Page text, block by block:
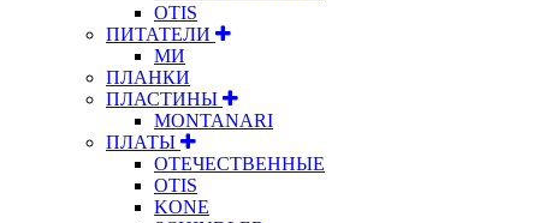
OTIS
ПИТАТЕЛИ
МИ
ПЛАНКИ
ПЛАСТИНЫ
MONTANARI
ПЛАТЫ
ОТЕЧЕСТВЕННЫЕ
OTIS
KONE